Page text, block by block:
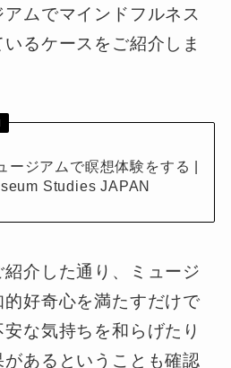
ムでマインドフルネス
いるケースをご紹介しま
ージアムで瞑想体験をする |
Studies JAPAN
介した通り、ミュージ
好奇心を満たすだけで
な気持ちを和らげたり
あるということも確認